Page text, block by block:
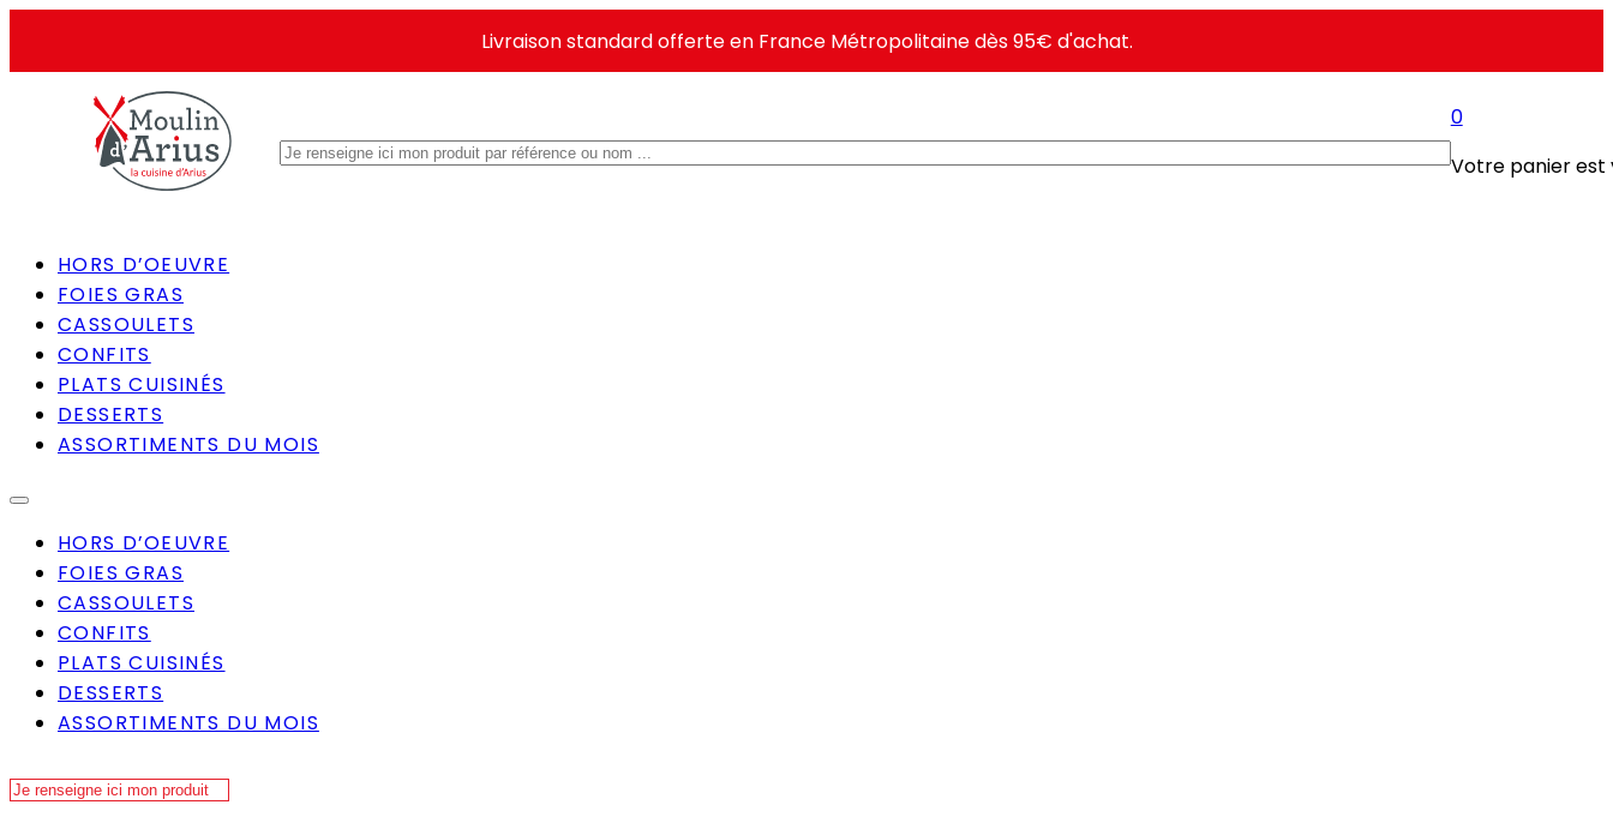
Livraison standard offerte en France Métropolitaine dès 95€ d'achat.
Rechercher
0
Votre panier est
HORS D’OEUVRE
FOIES GRAS
CASSOULETS
CONFITS
PLATS CUISINÉS
DESSERTS
ASSORTIMENTS DU MOIS
HORS D’OEUVRE
FOIES GRAS
CASSOULETS
CONFITS
PLATS CUISINÉS
DESSERTS
ASSORTIMENTS DU MOIS